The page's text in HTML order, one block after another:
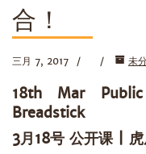
合！
三月 7, 2017 未
18th Mar
Breadstick
3月18号 公开课 | 虎